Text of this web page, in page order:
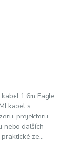
1.6m Eagle
kabel s
projektoru,
nebo dalších
ze...